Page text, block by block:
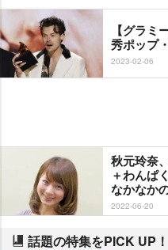
【グラミ
秀ポップ
2023-02-06
秋元玲奈
＋わんぱ
なかなか
2022-06-20
話題の特集をPICK UP！